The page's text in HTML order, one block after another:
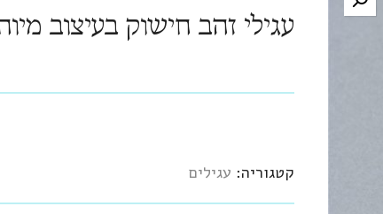
עגילי זהב חישוק בעיצוב
קטגוריה: עגילים